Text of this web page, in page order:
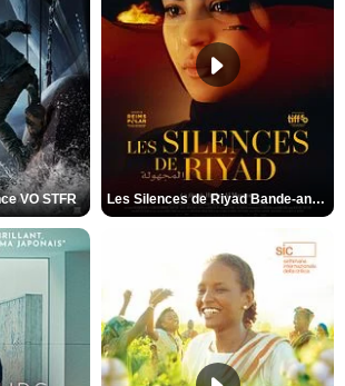
VO STFR Les Silences de Riyad Bande-annonce VO STFR